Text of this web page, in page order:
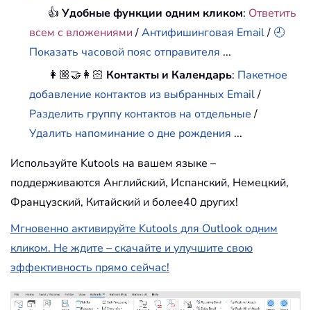
👍Удобные функции одним кликом: Ответить
всем с вложениями /Антифишинговая Email/ 🕘
Показать часовой пояс отправителя ...
👩🏼‍🤝‍👩🏻 Контакты и Календарь: Пакетное
добавление контактов из выбранных Email/
Разделить группу контактов на отдельные/
Удалить напоминание о дне рождения ...
Используйте Kutools на вашем языке –
поддерживаются Английский, Испанский, Немецкий,
Французский, Китайский и более40 других!
Мгновенно активируйте Kutools для Outlook одним
кликом. Не ждите – скачайте и улучшите свою
эффективность прямо сейчас!